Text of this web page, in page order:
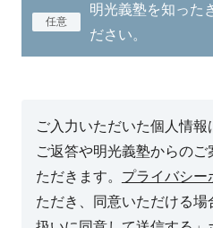
任意
明光義塾を知った
ださい。
ご入力いただいた個人情
ご返答や明光義塾からの
ただきます。 プライバシー
ただき、同意いただける場